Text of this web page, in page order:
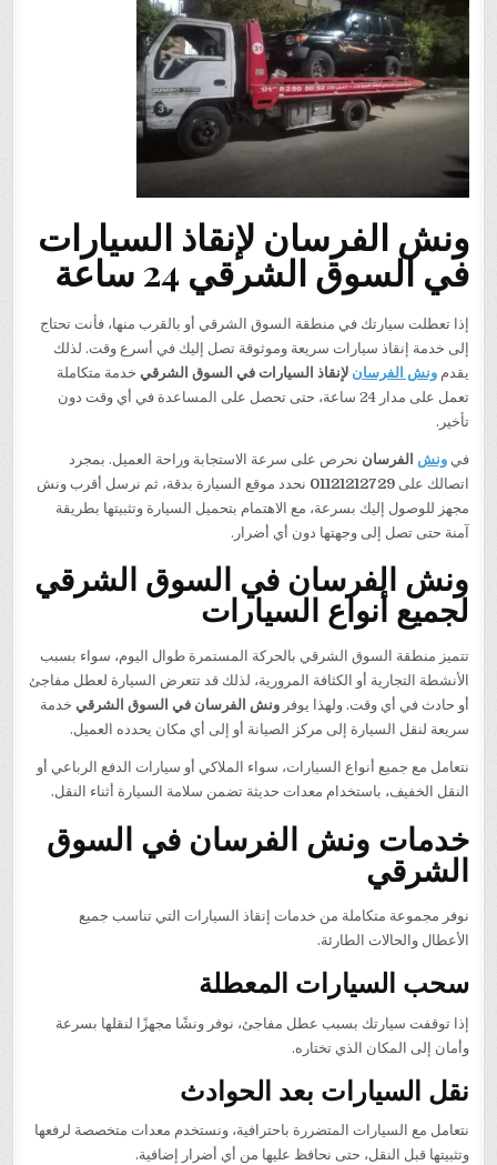
ونش الفرسان لإنقاذ السيارات
في السوق الشرقي 24 ساعة
إذا تعطلت سيارتك في منطقة السوق الشرقي أو بالقرب منها، فأنت تحتاج
إلى خدمة إنقاذ سيارات سريعة وموثوقة تصل إليك في أسرع وقت. لذلك
يقدمونش الفرسان لإنقاذ السيارات في السوق الشرقي خدمة متكاملة
تعمل على مدار 24 ساعة، حتى تحصل على المساعدة في أي وقت دون
تأخير.
فيونش الفرسان نحرص على سرعة الاستجابة وراحة العميل. بمجرد
اتصالك على01121212729 نحدد موقع السيارة بدقة، ثم نرسل أقرب ونش
مجهز للوصول إليك بسرعة، مع الاهتمام بتحميل السيارة وتثبيتها بطريقة
آمنة حتى تصل إلى وجهتها دون أي أضرار.
ونش الفرسان في السوق الشرقي
لجميع أنواع السيارات
تتميز منطقة السوق الشرقي بالحركة المستمرة طوال اليوم، سواء بسبب
الأنشطة التجارية أو الكثافة المرورية، لذلك قد تتعرض السيارة لعطل مفاجئ
أو حادث في أي وقت. ولهذا يوفرونش الفرسان في السوق الشرقي خدمة
سريعة لنقل السيارة إلى مركز الصيانة أو إلى أي مكان يحدده العميل.
نتعامل مع جميع أنواع السيارات، سواء الملاكي أو سيارات الدفع الرباعي أو
النقل الخفيف، باستخدام معدات حديثة تضمن سلامة السيارة أثناء النقل.
خدمات ونش الفرسان في السوق
الشرقي
نوفر مجموعة متكاملة من خدمات إنقاذ السيارات التي تناسب جميع
الأعطال والحالات الطارئة.
سحب السيارات المعطلة
إذا توقفت سيارتك بسبب عطل مفاجئ، نوفر ونشًا مجهزًا لنقلها بسرعة
وأمان إلى المكان الذي تختاره.
نقل السيارات بعد الحوادث
نتعامل مع السيارات المتضررة باحترافية، ونستخدم معدات متخصصة لرفعها
وتثبيتها قبل النقل، حتى نحافظ عليها من أي أضرار إضافية.